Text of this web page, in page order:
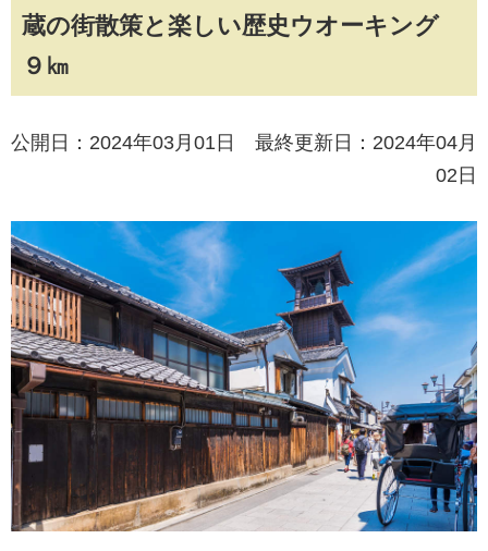
蔵の街散策と楽しい歴史ウオーキング
９㎞
公開日：2024年03月01日 最終更新日：2024年04月
02日